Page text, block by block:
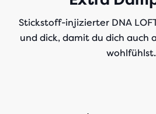
Stickstoff-injizierter DNA
und dick, damit du dich auch
wohlfühlst.